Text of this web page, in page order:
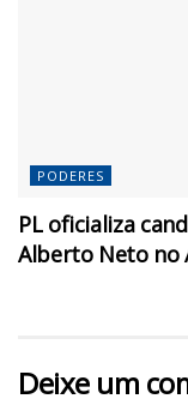
PODERES
PL oficializa
Alberto Neto no
Deixe um